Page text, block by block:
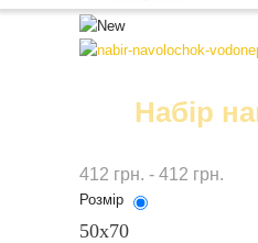
Набір
412 грн. - 412 грн.
Розмір
50х70